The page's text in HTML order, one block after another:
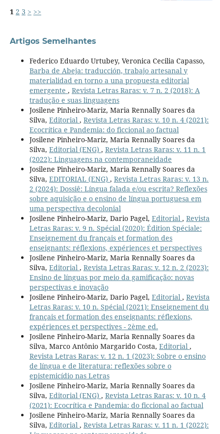
1 2 3 > >>
Artigos Semelhantes
Federico Eduardo Urtubey, Veronica Cecilia Capasso,
Barba de Abeja: traducción, trabajo artesanal y
materialidad en torno a una propuesta editorial
emergente , Revista Letras Raras: v. 7 n. 2 (2018): A
tradução e suas linguagens
Josilene Pinheiro-Mariz, Maria Rennally Soares da
Silva, Editorial , Revista Letras Raras: v. 10 n. 4 (2021):
Ecocrítica e Pandemia: do ficcional ao factual
Josilene Pinheiro-Mariz, Maria Rennally Soares da
Silva, Editorial (ENG) , Revista Letras Raras: v. 11 n. 1
(2022): Linguagens na contemporaneidade
Josilene Pinheiro-Mariz, Maria Rennally Soares da
Silva, EDITORIAL (ENG) , Revista Letras Raras: v. 13 n.
2 (2024): Dossiê: Língua falada e/ou escrita? Reflexões
sobre aquisição e o ensino de língua portuguesa em
uma perspectiva decolonial
Josilene Pinheiro-Mariz, Dario Pagel, Editorial , Revista
Letras Raras: v. 9 n. Spécial (2020): Édition Spéciale:
Enseignement du français et formation des
enseignants: réflexions, expériences et perspectives
Josilene Pinheiro-Mariz, Maria Rennally Soares da
Silva, Editorial , Revista Letras Raras: v. 12 n. 2 (2023):
Ensino de línguas por meio da gamificação: novas
perspectivas e inovação
Josilene Pinheiro-Mariz, Dario Pagel, Editorial , Revista
Letras Raras: v. 10 n. Spécial (2021): Enseignement du
français et formation des enseignants: réflexions,
expériences et perspectives - 2ème ed.
Josilene Pinheiro-Mariz, Maria Rennally Soares da
Silva, Marco Antônio Margarido Costa, Editorial ,
Revista Letras Raras: v. 12 n. 1 (2023): Sobre o ensino
de língua e de literatura: reflexões sobre o
epistemicídio nas Letras
Josilene Pinheiro-Mariz, Maria Rennally Soares da
Silva, Editorial (ENG) , Revista Letras Raras: v. 10 n. 4
(2021): Ecocrítica e Pandemia: do ficcional ao factual
Josilene Pinheiro-Mariz, Maria Rennally Soares da
Silva, Editorial , Revista Letras Raras: v. 11 n. 1 (2022):